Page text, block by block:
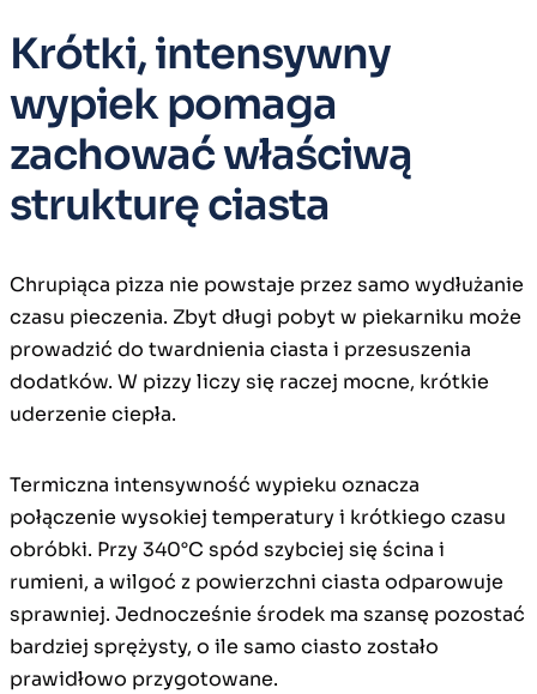
Krótki, intensywny
wypiek pomaga
zachować właściwą
strukturę ciasta
Chrupiąca pizza nie powstaje przez samo wydłużanie
czasu pieczenia. Zbyt długi pobyt w piekarniku może
prowadzić do twardnienia ciasta i przesuszenia
dodatków. W pizzy liczy się raczej mocne, krótkie
uderzenie ciepła.
Termiczna intensywność wypieku oznacza
połączenie wysokiej temperatury i krótkiego czasu
obróbki. Przy 340°C spód szybciej się ścina i
rumieni, a wilgoć z powierzchni ciasta odparowuje
sprawniej. Jednocześnie środek ma szansę pozostać
bardziej sprężysty, o ile samo ciasto zostało
prawidłowo przygotowane.